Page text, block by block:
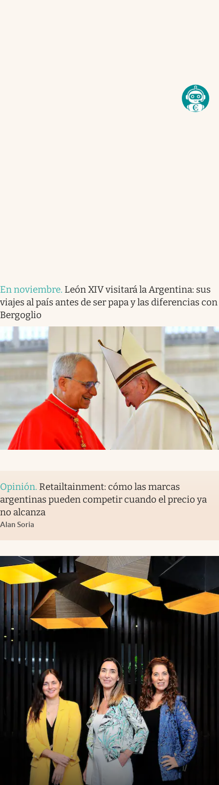
En noviembre. León XIV visitará la Argentina: sus
viajes al país antes de ser papa y las diferencias con
Bergoglio
Opinión. Retailtainment: cómo las marcas
argentinas pueden competir cuando el precio ya
no alcanza
Alan Soria